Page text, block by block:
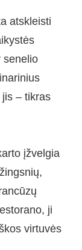
atskleisti
senelio
– tikras
įžvelgia
ji
virtuvės